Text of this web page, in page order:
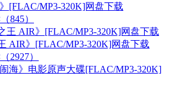
[FLAC/MP3-320K]网盘下载
845）
AIR》[FLAC/MP3-320K]网盘下载
2927）